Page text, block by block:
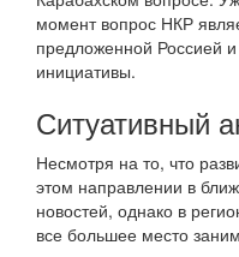
момент вопрос НКР
предложенной Россией
инициативы.
Ситуативный
Несмотря на то, что
этом направлении в
новостей, однако в
все большее место